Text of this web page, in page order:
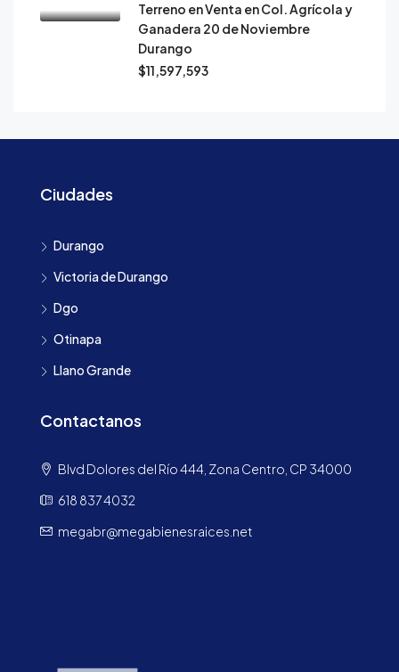
Terreno en Venta en Col. Agrícola y
Ganadera 20 de Noviembre
Durango
$11,597,593
Ciudades
Durango
Victoria de Durango
Dgo
Otinapa
Llano Grande
Contactanos
Blvd Dolores del Río 444, Zona Centro, CP 34000
618 837 4032
megabr@megabienesraices.net